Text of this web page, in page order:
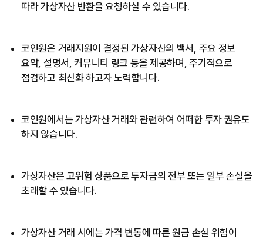
따라 가상자산 반환을 요청하실 수 있습니다.
코인원은 거래지원이 결정된 가상자산의 백서, 주요 정보
요약, 설명서, 커뮤니티 링크 등을 제공하며, 주기적으로
점검하고 최신화 하고자 노력합니다.
코인원에서는 가상자산 거래와 관련하여 어떠한 투자 권유도
하지 않습니다.
가상자산은 고위험 상품으로 투자금의 전부 또는 일부 손실을
초래할 수 있습니다.
가상자산 거래 시에는 가격 변동에 따른 원금 손실 위험이